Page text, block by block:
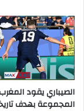
الصيباري يقود
المجموعة بهدف